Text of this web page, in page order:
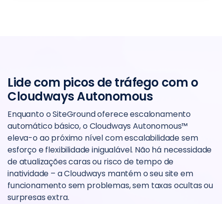
Lide com picos de tráfego com o
Cloudways Autonomous
Enquanto o SiteGround oferece escalonamento
automático básico, o Cloudways Autonomous™
eleva-o ao próximo nível com escalabilidade sem
esforço e flexibilidade inigualável. Não há necessidade
de atualizações caras ou risco de tempo de
inatividade – a Cloudways mantém o seu site em
funcionamento sem problemas, sem taxas ocultas ou
surpresas extra.